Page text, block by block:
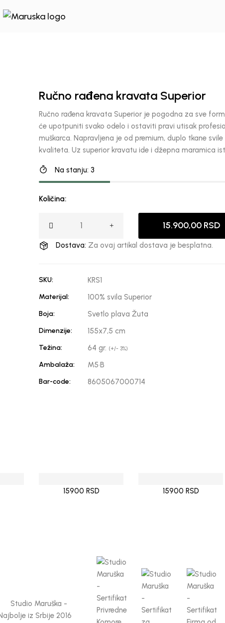
Ručno rađena kravata Superior
Ručno rađena kravata Superior je pogodna za sve
će upotpuniti svako odelo i ostaviti pravi utisak
muškarca. Napravljena je od premium, duplo tkane
kvaliteta. Uz superior kravatu ide i džepna maramica
Na stanju: 3
Količina:
Dostava: Za ovaj artikal dostava je besplatna.
SKU: KRS1
Materijal: 100% svila Superior
Boja: Svetlo plava Žuta
Dimenzije: 155x7,5 cm
Težina: 64 gr. (+/- 3%)
Ambalaža: M5·B
Bar-code: 8605067000714
15900 RSD 15900 RSD